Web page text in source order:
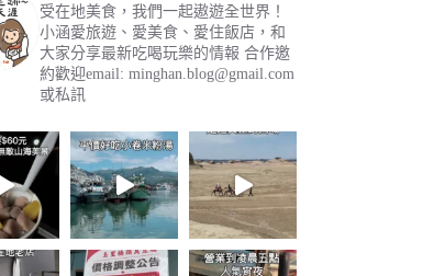
受在地美食，我們一起遨遊全世界！
小涵愛旅遊、愛美食、愛住飯店，和
大家分享最新吃喝玩樂的情報 合作邀
約歡迎email: minghan.blog@gmail.com
或私訊